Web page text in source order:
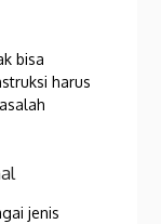
bisa
harus
jenis